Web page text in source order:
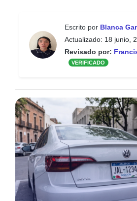
Escrito por Blanca
Actualizado: 18 junio,
Revisado por:
VERIFICADO